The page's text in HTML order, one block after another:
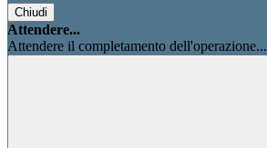
Chiudi
Attendere...
Attendere il completamento dell'operazione...